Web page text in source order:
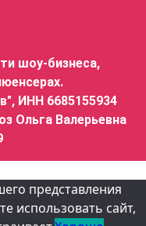
шоу-бизнеса,
ИНН 6685155934
Ольга Валерьевна
представления
использовать сайт,